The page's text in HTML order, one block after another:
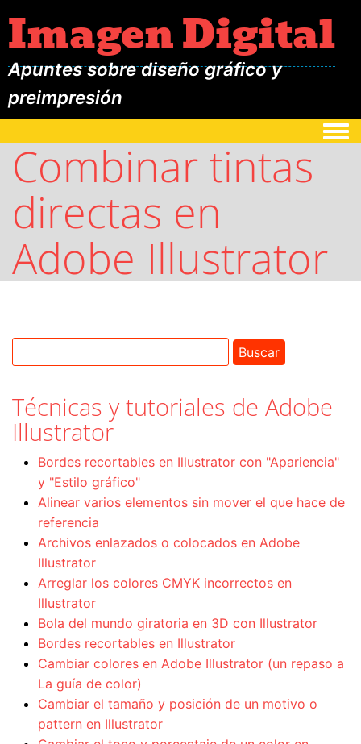
Imagen Digital
Apuntes sobre diseño gráfico y
preimpresión
Combinar tintas
directas en
Adobe Illustrator
Técnicas y tutoriales de Adobe
Illustrator
Bordes recortables en Illustrator con "Apariencia"
y "Estilo gráfico"
Alinear varios elementos sin mover el que hace de
referencia
Archivos enlazados o colocados en Adobe
Illustrator
Arreglar los colores CMYK incorrectos en
Illustrator
Bola del mundo giratoria en 3D con Illustrator
Bordes recortables en Illustrator
Cambiar colores en Adobe Illustrator (un repaso a
La guía de color)
Cambiar el tamaño y posición de un motivo o
pattern en Illustrator